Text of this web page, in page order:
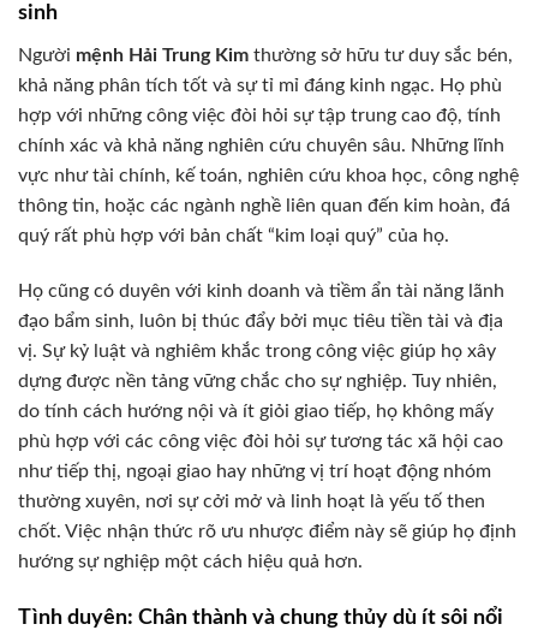
sinh
Người mệnh Hải Trung Kim thường sở hữu tư duy sắc bén,
khả năng phân tích tốt và sự tỉ mỉ đáng kinh ngạc. Họ phù
hợp với những công việc đòi hỏi sự tập trung cao độ, tính
chính xác và khả năng nghiên cứu chuyên sâu. Những lĩnh
vực như tài chính, kế toán, nghiên cứu khoa học, công nghệ
thông tin, hoặc các ngành nghề liên quan đến kim hoàn, đá
quý rất phù hợp với bản chất “kim loại quý” của họ.
Họ cũng có duyên với kinh doanh và tiềm ẩn tài năng lãnh
đạo bẩm sinh, luôn bị thúc đẩy bởi mục tiêu tiền tài và địa
vị. Sự kỷ luật và nghiêm khắc trong công việc giúp họ xây
dựng được nền tảng vững chắc cho sự nghiệp. Tuy nhiên,
do tính cách hướng nội và ít giỏi giao tiếp, họ không mấy
phù hợp với các công việc đòi hỏi sự tương tác xã hội cao
như tiếp thị, ngoại giao hay những vị trí hoạt động nhóm
thường xuyên, nơi sự cởi mở và linh hoạt là yếu tố then
chốt. Việc nhận thức rõ ưu nhược điểm này sẽ giúp họ định
hướng sự nghiệp một cách hiệu quả hơn.
Tình duyên: Chân thành và chung thủy dù ít sôi nổi